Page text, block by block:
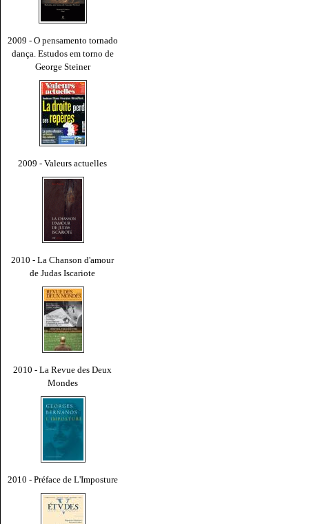
2009 - O pensamento tornado
dança. Estudos em torno de
George Steiner
2009 - Valeurs actuelles
2010 - La Chanson d'amour
de Judas Iscariote
2010 - La Revue des Deux
Mondes
2010 - Préface de L'Imposture